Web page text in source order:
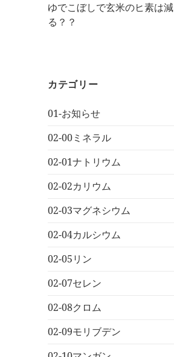
ゆでこぼしで玄米のヒ素は減
る？？
カテゴリー
01-お知らせ
02-00ミネラル
02-01ナトリウム
02-02カリウム
02-03マグネシウム
02-04カルシウム
02-05リン
02-07セレン
02-08クロム
02-09モリブデン